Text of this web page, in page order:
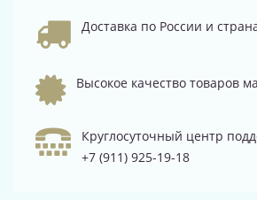
Доставка по России и
Высокое качество товаров
Круглосуточный центр
+7 (911) 925-19-18